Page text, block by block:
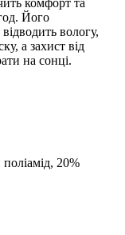
комфорт та
Його
вологу,
а захист від
на сонці.
20%